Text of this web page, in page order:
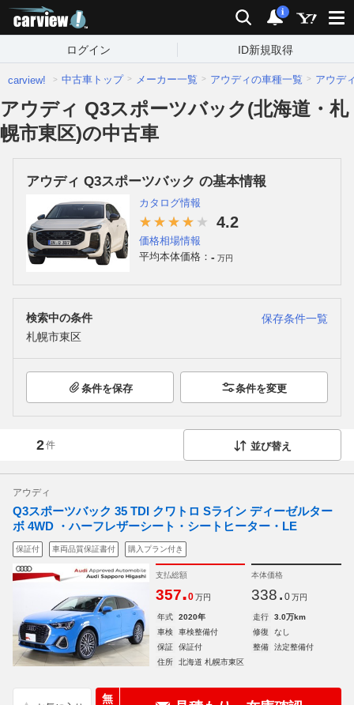
検索 通知
i
ログイン ID新規取得
carview! 中古車トップ メーカー一覧 アウディの車種一覧 アウデ
アウディ Q3スポーツバック(北海道・札
幌市東区)の中古車
アウディ Q3スポーツバック の基本情報
カタログ情報
4.2
価格相場情報
平均本体価格： - 万円
検索中の条件
保存条件一覧
札幌市東区
条件を保存 条件を変更
2件 並び替え
アウディ
Q3スポーツバック 35 TDI クワトロ Sライン ディーゼルター
ボ 4WD ・ハーフレザーシート・シートヒーター・LE
保証付 車両品質保証書付 購入プラン付き
支払総額
357.0 万円
本体価格
338. 0 万円
年式 2020年 走行
3.0万km
車検
車検整備付 修復
なし
保証
保証付 整備
法定整備付
住所
北海道 札幌市東区
無